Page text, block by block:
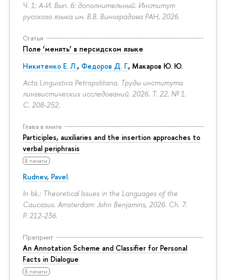
Ч. 1: А-И. Вып. 6: дополнительный. Институт
русского языка им. В.В. Виноградова РАН, 2026.
Статья
Поле ‘менять’ в персидском языке
Никитенко Е. Л., Федоров Д. Г., Макаров Ю. Ю.
Acta Linguistica Petropolitana. Труды института
лингвистических исследований. 2026. Т. 22. № 1.
С. 208-252.
Глава в книге
Participles, auxiliaries and the insertion approaches to
verbal periphrasis
В печати
Rudnev, Pavel.
In bk.: Theoretical Issues in the Languages of the
Caucasus. Amsterdam: John Benjamins, 2026. Ch. 7.
P. 212-236.
Препринт
An Annotation Scheme and Classifier for Personal
Facts in Dialogue
В печати